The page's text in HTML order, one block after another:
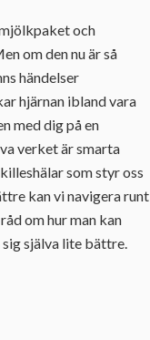
och
om den nu är så
händelser
hjärnan ibland vara
med dig på en
verket är smarta
som styr oss
kan vi navigera runt
om hur man kan
själva lite bättre.